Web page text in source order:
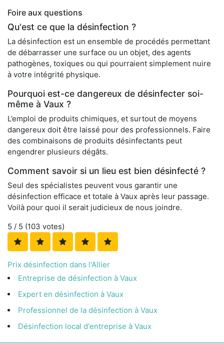
Foire aux questions
Qu'est ce que la désinfection ?
La désinfection est un ensemble de procédés permettant
de débarrasser une surface ou un objet, des agents
pathogènes, toxiques ou qui pourraient simplement nuire
à votre intégrité physique.
Pourquoi est-ce dangereux de désinfecter soi-
même à Vaux ?
L’emploi de produits chimiques, et surtout de moyens
dangereux doit être laissé pour des professionnels. Faire
des combinaisons de produits désinfectants peut
engendrer plusieurs dégâts.
Comment savoir si un lieu est bien désinfecté ?
Seul des spécialistes peuvent vous garantir une
désinfection efficace et totale à Vaux après leur passage.
Voilà pour quoi il serait judicieux de nous joindre.
5 / 5 (103 votes)
Prix désinfection dans l'Allier
Entreprise de désinfection à Vaux
Expert en désinfection à Vaux
Professionnel de la désinfection à Vaux
Désinfection local d'entreprise à Vaux